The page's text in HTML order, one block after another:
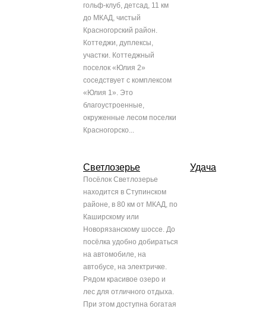
гольф-клуб, детсад, 11 км
до МКАД, чистый
Красногорский район.
Коттеджи, дуплексы,
участки. Коттеджный
поселок «Юлия 2»
соседствует с комплексом
«Юлия 1». Это
благоустроенные,
окруженные лесом поселки
Красногорско...
Светлозерье
Посёлок Светлозерье
находится в Ступинском
районе, в 80 км от МКАД, по
Каширскому или
Новорязанскому шоссе. До
посёлка удобно добираться
на автомобиле, на
автобусе, на электричке.
Рядом красивое озеро и
лес для отличного отдыха.
При этом доступна богатая
Удача